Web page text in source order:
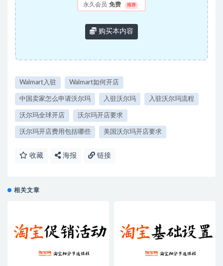
永久会员 免费 推荐
购买本内容
Walmart入驻 Walmart如何开店
中国卖家怎么申请沃尔玛 入驻沃尔玛 入驻沃尔玛流程
沃尔玛全球开店 沃尔玛开店要求
沃尔玛开店费用包括哪些 美国沃尔玛开店要求
收藏 海报 链接
相关文章